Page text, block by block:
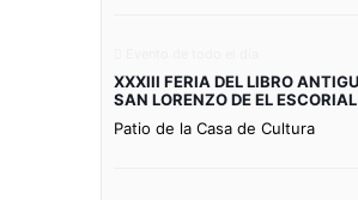
XXXIII FERIA DEL LIBRO
SAN LORENZO DE EL ESCORIAL
Patio de la Casa de Cultura